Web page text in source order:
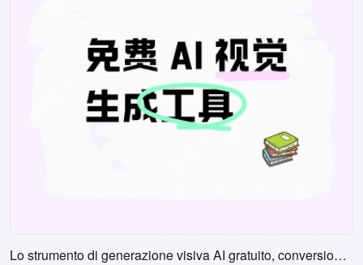
Lo strumento di generazione visiva AI gratuito, conversione online da testo a visivo